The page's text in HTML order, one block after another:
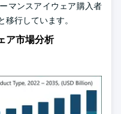
マンスアイウェア購入者
行しています。
ア市場分析